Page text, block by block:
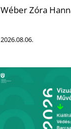
Wéber Zóra
2026.08.06.